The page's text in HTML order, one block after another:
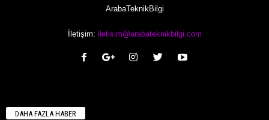
ArabaTeknikBilgi
İletişim: iletisim@arabateknikbilgi.com
DAHA FAZLA HABER